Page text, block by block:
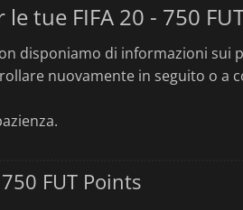
tue FIFA 20 - 750
disponiamo di informazioni sui
nuovamente in seguito o a
FUT Points